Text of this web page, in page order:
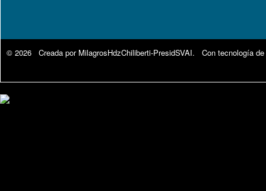
© 2026 Creada por MilagrosHdzChiliberti-PresidSVAI. Con tecnología de